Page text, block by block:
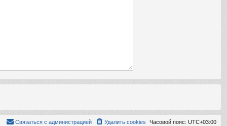
Часовой пояс: UTC+03:00
Удалить cookies
Связаться с администрацией